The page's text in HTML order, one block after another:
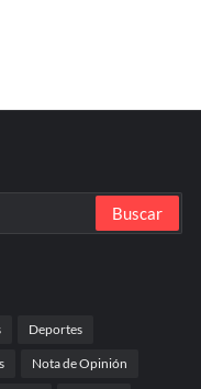
Deportes
Nota de Opinión